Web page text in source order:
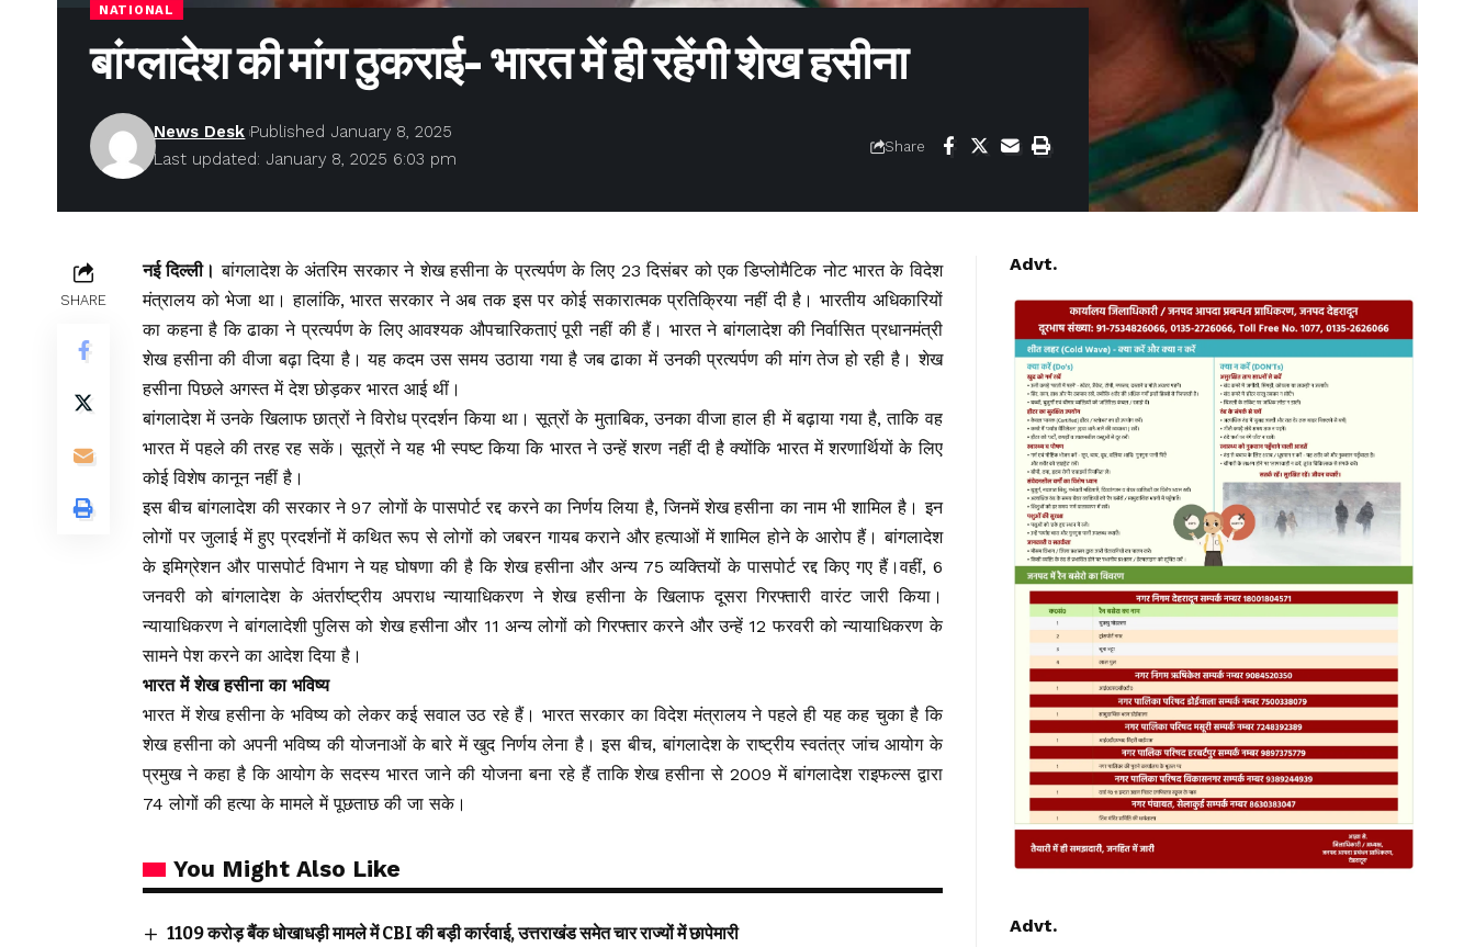
NATIONAL
बांग्लादेश की मांग ठुकराई- भारत में ही रहेंगी शेख हसीना
Last updated: January 8, 2025 6:03 pm
News Desk Published January 8, 2025
Share
SHARE
नई दिल्ली। बांगलादेश के अंतरिम सरकार ने शेख हसीना के प्रत्यर्पण के लिए 23 दिसंबर को एक डिप्लोमैटिक नोट भारत के विदेश
मंत्रालय को भेजा था। हालांकि, भारत सरकार ने अब तक इस पर कोई सकारात्मक प्रतिक्रिया नहीं दी है। भारतीय अधिकारियों
का कहना है कि ढाका ने प्रत्यर्पण के लिए आवश्यक औपचारिकताएं पूरी नहीं की हैं। भारत ने बांगलादेश की निर्वासित प्रधानमंत्री
शेख हसीना की वीजा बढ़ा दिया है। यह कदम उस समय उठाया गया है जब ढाका में उनकी प्रत्यर्पण की मांग तेज हो रही है। शेख
हसीना पिछले अगस्त में देश छोड़कर भारत आई थीं।
बांगलादेश में उनके खिलाफ छात्रों ने विरोध प्रदर्शन किया था। सूत्रों के मुताबिक, उनका वीजा हाल ही में बढ़ाया गया है, ताकि वह
भारत में पहले की तरह रह सकें। सूत्रों ने यह भी स्पष्ट किया कि भारत ने उन्हें शरण नहीं दी है क्योंकि भारत में शरणार्थियों के लिए
कोई विशेष कानून नहीं है।
इस बीच बांगलादेश की सरकार ने 97 लोगों के पासपोर्ट रद्द करने का निर्णय लिया है, जिनमें शेख हसीना का नाम भी शामिल है। इन
लोगों पर जुलाई में हुए प्रदर्शनों में कथित रूप से लोगों को जबरन गायब कराने और हत्याओं में शामिल होने के आरोप हैं। बांगलादेश
के इमिग्रेशन और पासपोर्ट विभाग ने यह घोषणा की है कि शेख हसीना और अन्य 75 व्यक्तियों के पासपोर्ट रद्द किए गए हैं।वहीं, 6
जनवरी को बांगलादेश के अंतर्राष्ट्रीय अपराध न्यायाधिकरण ने शेख हसीना के खिलाफ दूसरा गिरफ्तारी वारंट जारी किया।
न्यायाधिकरण ने बांगलादेशी पुलिस को शेख हसीना और 11 अन्य लोगों को गिरफ्तार करने और उन्हें 12 फरवरी को न्यायाधिकरण के
सामने पेश करने का आदेश दिया है।
भारत में शेख हसीना का भविष्य
भारत में शेख हसीना के भविष्य को लेकर कई सवाल उठ रहे हैं। भारत सरकार का विदेश मंत्रालय ने पहले ही यह कह चुका है कि
शेख हसीना को अपनी भविष्य की योजनाओं के बारे में खुद निर्णय लेना है। इस बीच, बांगलादेश के राष्ट्रीय स्वतंत्र जांच आयोग के
प्रमुख ने कहा है कि आयोग के सदस्य भारत जाने की योजना बना रहे हैं ताकि शेख हसीना से 2009 में बांगलादेश राइफल्स द्वारा
74 लोगों की हत्या के मामले में पूछताछ की जा सके।
You Might Also Like
₹1109 करोड़ बैंक धोखाधड़ी मामले में CBI की बड़ी कार्रवाई, उत्तराखंड समेत चार राज्यों में छापेमारी
Advt.
Advt.